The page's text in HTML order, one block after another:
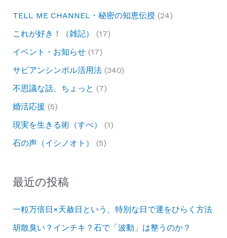
TELL ME CHANNEL・秘密の知恵伝授 (24)
これが好き！（雑記）
(17)
イベント・お知らせ(17)
サビアンシンボル活用法(340)
不思議な話、ちょっと (7)
婚活応援 (5)
現実を生きる術（すべ）
(1)
石の声（イシノオト）
(5)
最近の投稿
一粒万倍日×天赦日という、特別な日で運をひらく方法
胡散臭い？インチキ？石で「波動」は整うのか？